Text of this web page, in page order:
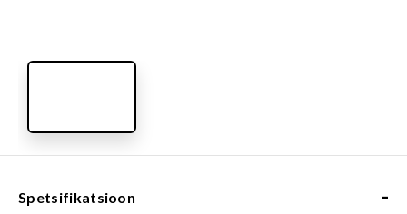
Spetsifikatsioon -